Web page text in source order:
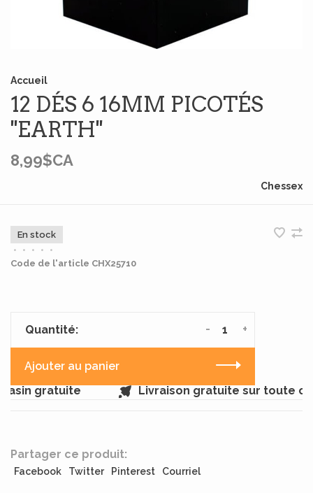
Accueil
12 DÉS 6 16MM PICOTÉS
''EARTH''
8,99$CA
Chessex
En stock
•
• • •
•
Code de l'article CHX25710
Quantité: +
-
Ajouter au panier
gratuite
Livraison gratuite sur toute
Partager ce produit:
Facebook Twitter Pinterest Courriel